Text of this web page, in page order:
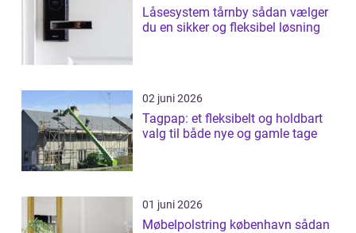
Låsesystem tårnby sådan vælger
du en sikker og fleksibel løsning
02 juni 2026
Tagpap: et fleksibelt og holdbart
valg til både nye og gamle tage
01 juni 2026
Møbelpolstring københavn sådan